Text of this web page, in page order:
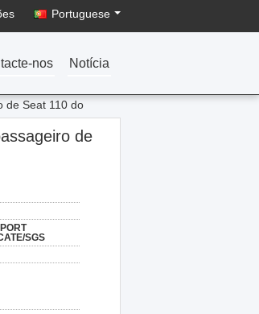
Portuguese
nos Notícia
de Seat 110 do
de
SGS